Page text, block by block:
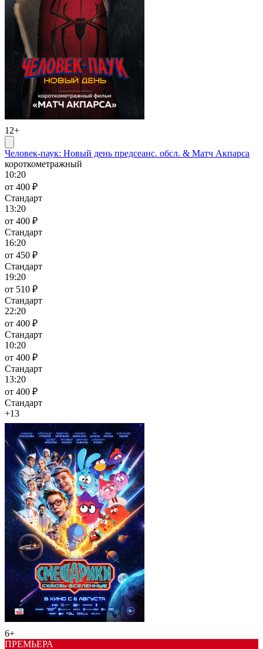
12+
Человек-паук: Новый день предсеанс. обсл. & Матч Акпарса
короткометражный
10:20
от 400 ₽
Стандарт
13:20
от 400 ₽
Стандарт
16:20
от 450 ₽
Стандарт
19:20
от 510 ₽
Стандарт
22:20
от 400 ₽
Стандарт
10:20
от 400 ₽
Стандарт
13:20
от 400 ₽
Стандарт
+13
6+
ПРЕМЬЕРА